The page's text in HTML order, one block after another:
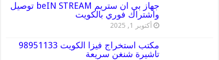
جهاز بي ان ستريم beIN STREAM توصيل
واشتراك فوري بالكويت
أكتوبر 1, 2025
مكتب استخراج فيزا الكويت 98951133
تاشيرة شنغن سريعة